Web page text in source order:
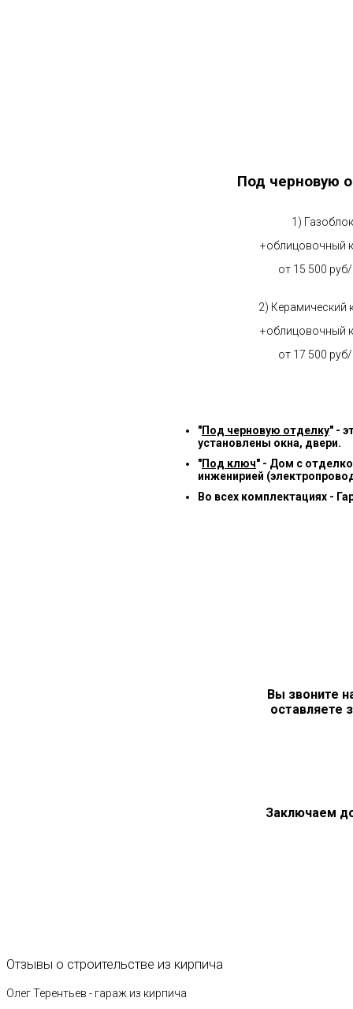
Под черновую
1) Газоблок
+облицовочный
от 15 500
2) Керамический
+облицовочный
от 17 500
"Под черновую отделку" -
установлены окна, двери.
"Под ключ" - Дом с
инженирией
Во всех комплектациях -
Вы звоните
оставляете
Заключаем
Отзывы о строительстве из кирпича
Олег Терентьев - гараж из кирпича